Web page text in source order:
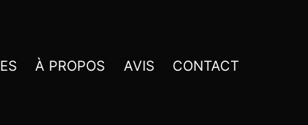
À PROPOS AVIS CONTACT